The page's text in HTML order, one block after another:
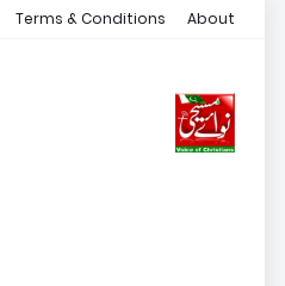
About
Terms & Conditions